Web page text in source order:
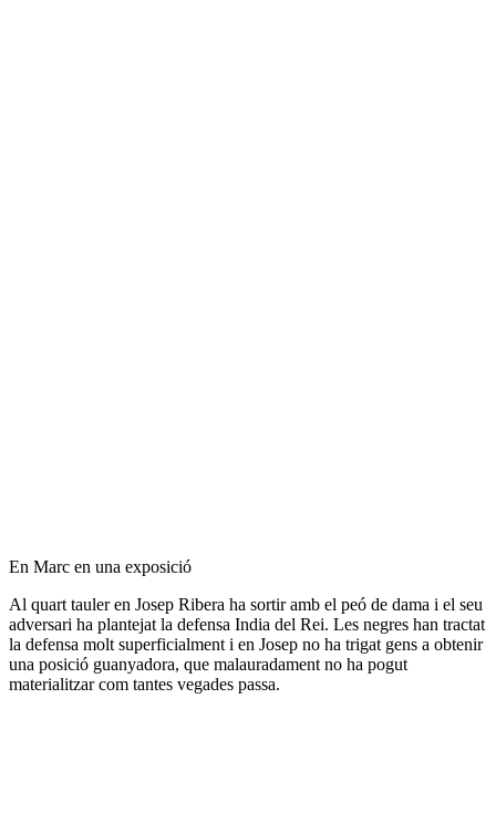
En Marc en una exposició
Al quart tauler en Josep Ribera ha sortir amb el peó de dama i el seu
adversari ha plantejat la defensa India del Rei. Les negres han tractat
la defensa molt superficialment i en Josep no ha trigat gens a obtenir
una posició guanyadora, que malauradament no ha pogut
materialitzar com tantes vegades passa.